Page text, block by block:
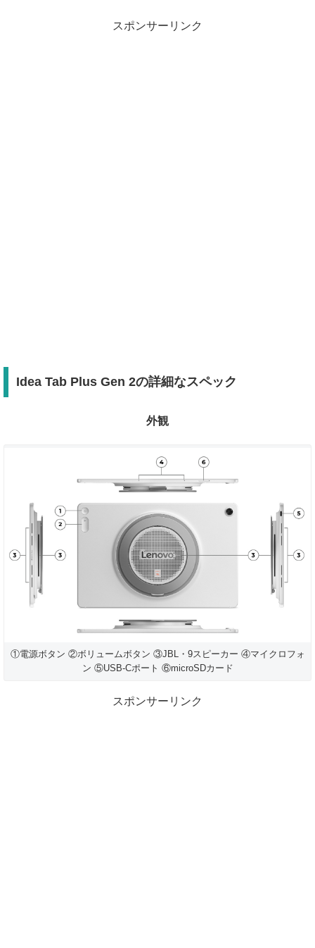
スポンサーリンク
Idea Tab Plus Gen 2の詳細なスペック
外観
①電源ボタン ②ボリュームボタン ③JBL・9スピーカー ④マイクロフォ
ン ⑤USB-Cポート ⑥microSDカード
スポンサーリンク